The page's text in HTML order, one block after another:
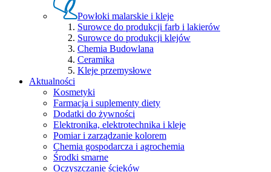
Powłoki malarskie i kleje
Surowce do produkcji farb i lakierów
Surowce do produkcji klejów
Chemia Budowlana
Ceramika
Kleje przemysłowe
Aktualności
Kosmetyki
Farmacja i suplementy diety
Dodatki do żywności
Elektronika, elektrotechnika i kleje
Pomiar i zarządzanie kolorem
Chemia gospodarcza i agrochemia
Środki smarne
Oczyszczanie ścieków